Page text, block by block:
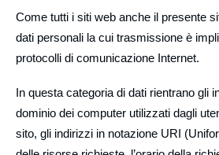
Come tutti i siti web anche il presente
dati personali la cui trasmissione è
protocolli di comunicazione Internet.
In questa categoria di dati rientrano gli
dominio dei computer utilizzati dagli
sito, gli indirizzi in notazione URI